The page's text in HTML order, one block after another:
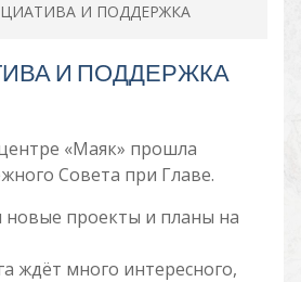
И ПОДДЕРЖКА
И ПОДДЕРЖКА
«Маяк» прошла
Совета при Главе.
новые проекты и планы на
ждёт много интересного,